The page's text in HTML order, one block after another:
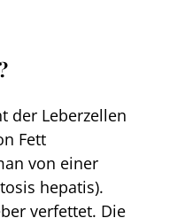
der Leberzellen
Fett
von einer
hepatis).
verfettet. Die